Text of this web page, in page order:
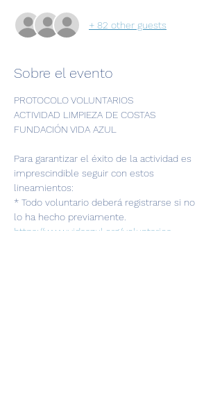
+ 82 other guests
Sobre el evento
PROTOCOLO VOLUNTARIOS
ACTIVIDAD LIMPIEZA DE COSTAS
FUNDACIÓN VIDA AZUL
Para garantizar el éxito de la actividad es
imprescindible seguir con estos
lineamientos:
* Todo voluntario deberá registrarse si no
lo ha hecho previamente.
https://www.vidaazul.org/voluntarios